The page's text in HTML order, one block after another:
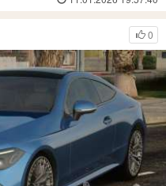
0